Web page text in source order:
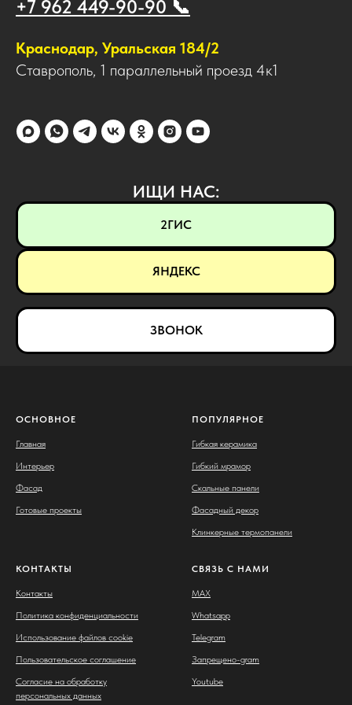
+7 962 449-90-90 📞
Краснодар, Уральская 184/2
Ставрополь, 1 параллельный проезд 4к1
ИЩИ НАС:
2ГИС
ЯНДЕКС
ЗВОНОК
ОСНОВНОЕ
Главная
Интерьер
Фасад
Готовые проекты
ПОПУЛЯРНОЕ
Гибкая керамика
Гибкий мрамор
Скальные панели
Фасадный декор
Клинкерные термопанели
КОНТАКТЫ
Контакты
Политика конфиденциальности
Использование файлов cookie
Пользовательское соглашение
Согласие на обработку
персональных данных
СВЯЗЬ С НАМИ
MAX
Whatsapp
Telegram
Запрещено-gram
Youtube